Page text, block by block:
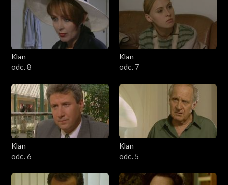
Klan
odc. 8
Klan
odc. 7
Klan
odc. 6
Klan
odc. 5